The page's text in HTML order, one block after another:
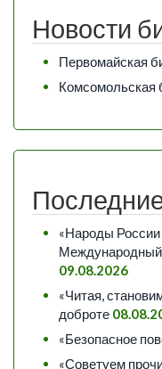
Новости
Первомайская
Комсомольская
«Народы России
Международный
09.08.2026
«Читая,
доброте
«Безопасное
«Советуем